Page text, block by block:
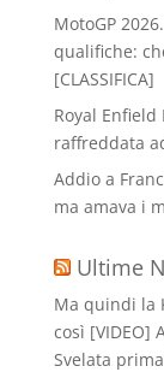
MotoGP
qualifiche:
[CLASSIFICA]
Royal
raffreddata
Addio a
ma amava i
Ultime
Ma quindi la
così [VIDEO]
Svelata